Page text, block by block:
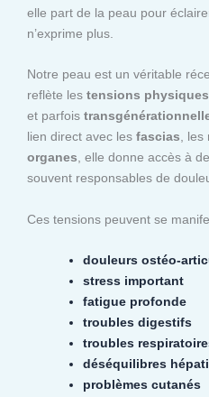
elle part de la peau pour
n’exprime plus.
Notre peau est un véritable
reflète les tensions
et parfois
lien direct avec les fascias, les
organes, elle donne accès à
souvent responsables de
Ces tensions peuvent se
douleurs ostéo-
stress important
fatigue profonde
troubles digestifs
troubles
déséquilibres
problèmes cutanés